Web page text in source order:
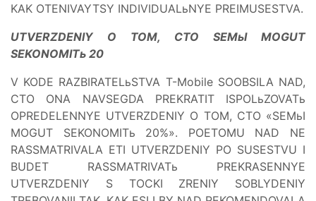
KAK OTENIVAYTSY INDIVIDUALьNYE PREIMUSESTVA.
UTVERZDENIY O TOM, CTO SEMьI MOGUT
SEKONOMITь 20
V KODE RAZBIRATELьSTVA T-Mobile SOOBSILA NAD,
CTO ONA NAVSEGDA PREKRATIT ISPOLьZOVATь
OPREDELENNYE UTVERZDENIY O TOM, CTO «SEMьI
MOGUT SEKONOMITь 20%». POETOMU NAD NE
RASSMATRIVALA ETI UTVERZDENIY PO SUSESTVU I
BUDET RASSMATRIVATь PREKRASENNYE
UTVERZDENIY S TOCKI ZRENIY SOBLYDENIY